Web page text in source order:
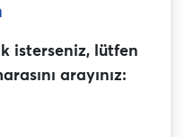
isterseniz, lütfen
arayınız: